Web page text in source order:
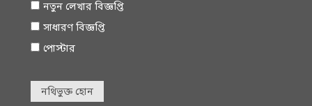
নতুন লেখার বিজ্ঞপ্তি
সাধারণ বিজ্ঞপ্তি
পোস্টার
নথিভুক্ত হোন